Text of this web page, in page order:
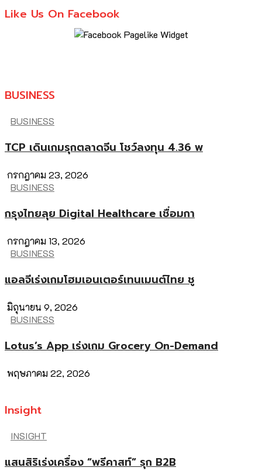
Like Us On Facebook
BUSINESS
BUSINESS
TCP เดินเกมรุกตลาดจีน โชว์ลงทุน 4.36 พ
กรกฎาคม 23, 2026
BUSINESS
กรุงไทยลุย Digital Healthcare เชื่อมกา
กรกฎาคม 13, 2026
BUSINESS
แอลจีเร่งเกมโฮมเอนเตอร์เทนเมนต์ไทย ชู
มิถุนายน 9, 2026
BUSINESS
Lotus’s App เร่งเกม Grocery On-Demand
พฤษภาคม 22, 2026
Insight
INSIGHT
แสนสิริเร่งเครื่อง “พรีคาสท์” รุก B2B